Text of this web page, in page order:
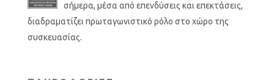
σήμερα, μέσα από επενδύσεις και επεκτάσεις,
διαδραματίζει πρωταγωνιστικό ρόλο στο χώρο της
συσκευασίας.